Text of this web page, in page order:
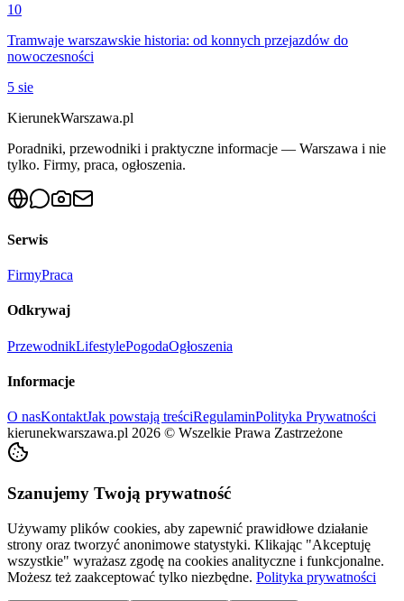
10
Tramwaje warszawskie historia: od konnych przejazdów do
nowoczesności
5 sie
KierunekWarszawa.pl
Poradniki, przewodniki i praktyczne informacje — Warszawa i nie
tylko. Firmy, praca, ogłoszenia.
Serwis
FirmyPraca
Odkrywaj
PrzewodnikLifestylePogodaOgłoszenia
Informacje
O nasKontaktJak powstają treściRegulaminPolityka Prywatności
kierunekwarszawa.pl 2026 © Wszelkie Prawa Zastrzeżone
Szanujemy Twoją prywatność
Używamy plików cookies, aby zapewnić prawidłowe działanie
strony oraz tworzyć anonimowe statystyki. Klikając "Akceptuję
wszystkie" wyrażasz zgodę na cookies analityczne i funkcjonalne.
Możesz też zaakceptować tylko niezbędne. Polityka prywatności